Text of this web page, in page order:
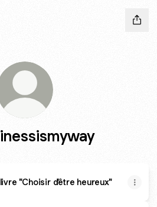
"Choisir d'être heureux"